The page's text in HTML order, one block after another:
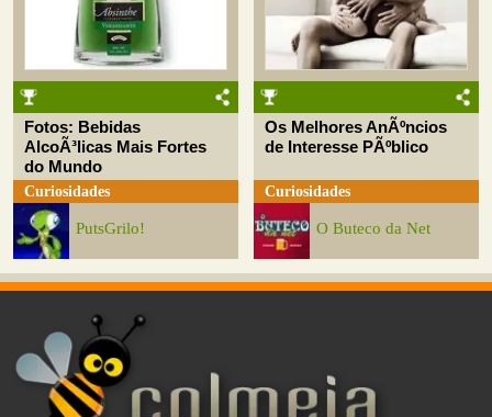
Fotos: Bebidas
AlcoÃ³licas Mais Fortes
do Mundo
Curiosidades
PutsGrilo!
Os Melhores AnÃºncios
de Interesse PÃºblico
Curiosidades
O Buteco da Net